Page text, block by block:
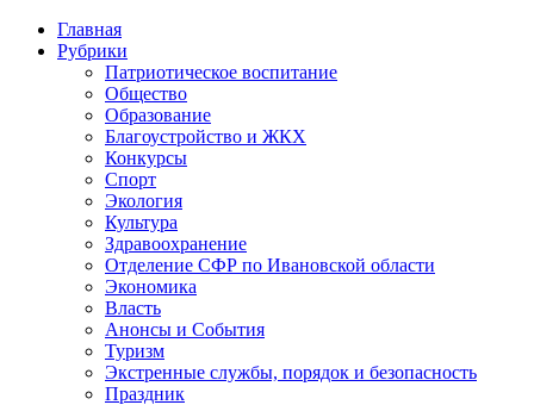
Главная
Рубрики
Патриотическое воспитание
Общество
Образование
Благоустройство и ЖКХ
Конкурсы
Спорт
Экология
Культура
Здравоохранение
Отделение СФР по Ивановской области
Экономика
Власть
Анонсы и События
Туризм
Экстренные службы, порядок и безопасность
Праздник